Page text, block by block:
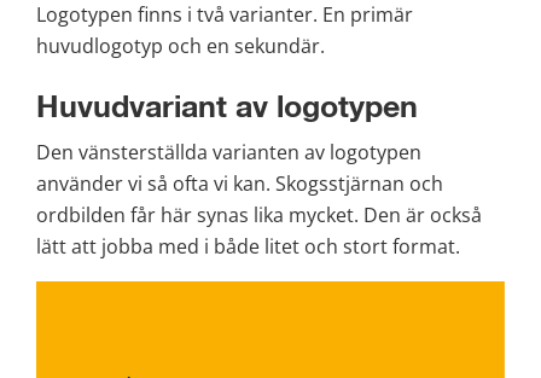
Logotypen finns i två varianter. En primär
huvudlogotyp och en sekundär.
Huvudvariant av logotypen
Den vänsterställda varianten av logotypen
använder vi så ofta vi kan. Skogsstjärnan och
ordbilden får här synas lika mycket. Den är också
lätt att jobba med i både litet och stort format.